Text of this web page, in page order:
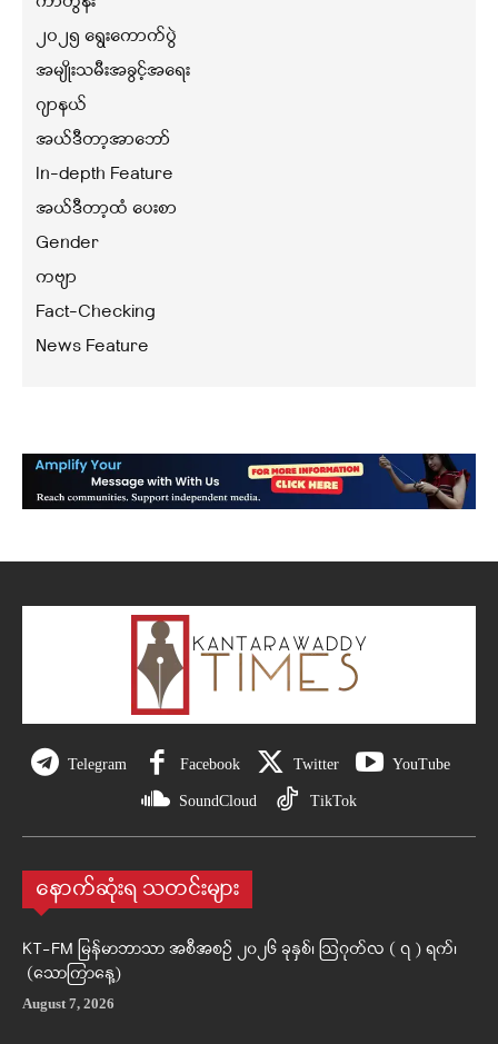
၂၀၂၅ ရွေးကောက်ပွဲ
အမျိုးသမီးအခွင့်အရေး
ဂျာနယ်
အယ်ဒီတာ့အာဘော်
In-depth Feature
အယ်ဒီတာ့ထံ ပေးစာ
Gender
ကဗျာ
Fact-Checking
News Feature
Telegram Facebook Twitter YouTube
SoundCloud TikTok
နောက်ဆုံးရ သတင်းများ
KT-FM မြန်မာဘာသာ အစီအစဉ် ၂၀၂၆ ခုနှစ်၊ ဩဂုတ်လ ( ၇ ) ရက်၊
(သောကြာနေ့)
August 7, 2026